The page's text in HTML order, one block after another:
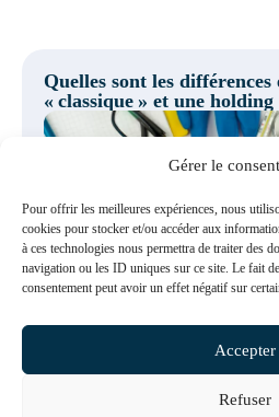
Gérer le
Pour offrir les meilleures expériences, nous
cookies pour stocker et/ou accéder aux
à ces technologies nous permettra de traiter des
navigation ou les ID uniques sur ce site. Le fait
consentement peut avoir un effet négatif sur
Accepter
Refuser
Quelles sont les
« classique » et une holding
En savoir plus